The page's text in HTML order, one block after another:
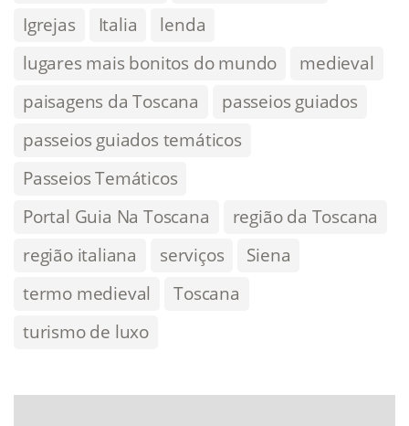
Igrejas
Italia
lenda
lugares mais bonitos do mundo
medieval
paisagens da Toscana
passeios guiados
passeios guiados temáticos
Passeios Temáticos
Portal Guia Na Toscana
região da Toscana
região italiana
serviços
Siena
termo medieval
Toscana
turismo de luxo